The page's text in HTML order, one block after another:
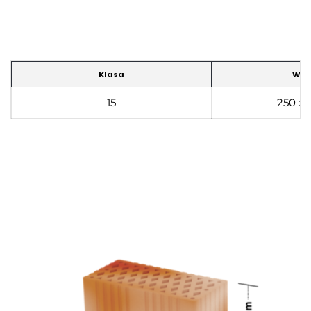
Klasa
15 250 x